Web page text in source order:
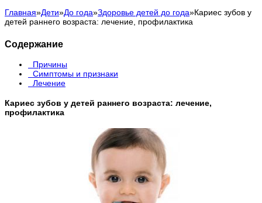
Главная»Дети»До года»Здоровье детей до года»Кариес зубов у
детей раннего возраста: лечение, профилактика
Содержание
Причины
Симптомы и признаки
Лечение
Кариес зубов у детей раннего возраста: лечение,
профилактика